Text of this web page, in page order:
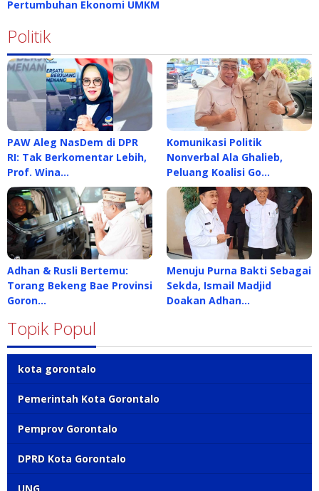
Pertumbuhan Ekonomi UMKM
Politik
PAW Aleg NasDem di DPR
RI: Tak Berkomentar Lebih,
Prof. Wina…
Komunikasi Politik
Nonverbal Ala Ghalieb,
Peluang Koalisi Go…
Adhan & Rusli Bertemu:
Torang Bekeng Bae Provinsi
Goron…
Menuju Purna Bakti Sebagai
Sekda, Ismail Madjid
Doakan Adhan…
Topik Popul
kota gorontalo
Pemerintah Kota Gorontalo
Pemprov Gorontalo
DPRD Kota Gorontalo